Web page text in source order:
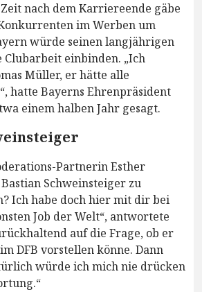
nach dem Karriereende gäbe
im Werben um
würde seinen langjährigen
einbinden. „Ich
Müller, er hätte alle
hatte Bayerns Ehrenpräsident
einem halben Jahr gesagt.
Partnerin Esther
Schweinsteiger zu
Ich habe doch hier mit dir bei
Job der Welt“, antwortete
auf die Frage, ob er
DFB vorstellen könne. Dann
würde ich mich nie drücken